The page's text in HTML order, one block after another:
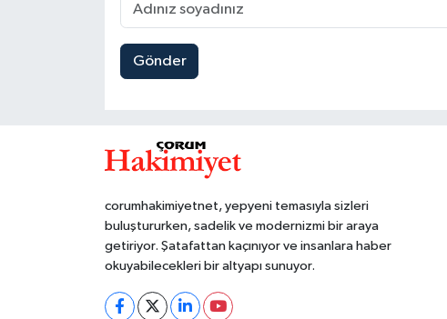
Gönder
corumhakimiyetnet, yepyeni temasıyla sizleri
buluştururken, sadelik ve modernizmi bir araya
getiriyor. Şatafattan kaçınıyor ve insanlara haber
okuyabilecekleri bir altyapı sunuyor.